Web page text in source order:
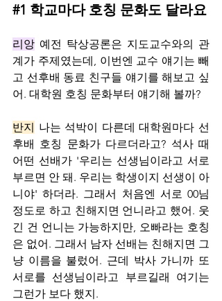
#1 학교마다 호칭 문화도 달라요
리앙 예전 탁상공론은 지도교수와의 관
계가 주제였는데, 이번엔 교수 얘기는 빼
고 선후배 동료 친구들 얘기를 해보고 싶
어. 대학원 호칭 문화부터 얘기해 볼까?
반지 나는 석박이 다른데 대학원마다 선
후배 호칭 문화가 다르더라고? 석사 때
어떤 선배가 '우리는 선생님이라고 서로
부르면 안 돼. 우리는 학생이지 선생이 아
니야' 하더라. 그래서 처음엔 서로 00님
정도로 하고 친해지면 언니라고 했어. 웃
긴 건 언니는 가능하지만, 오빠라는 호칭
은 없어. 그래서 남자 선배는 친해지면 그
냥 이름을 불렀어. 근데 박사 가니까 또
서로를 선생님이라고 부르길래 여기는
그런가 보다 했지.